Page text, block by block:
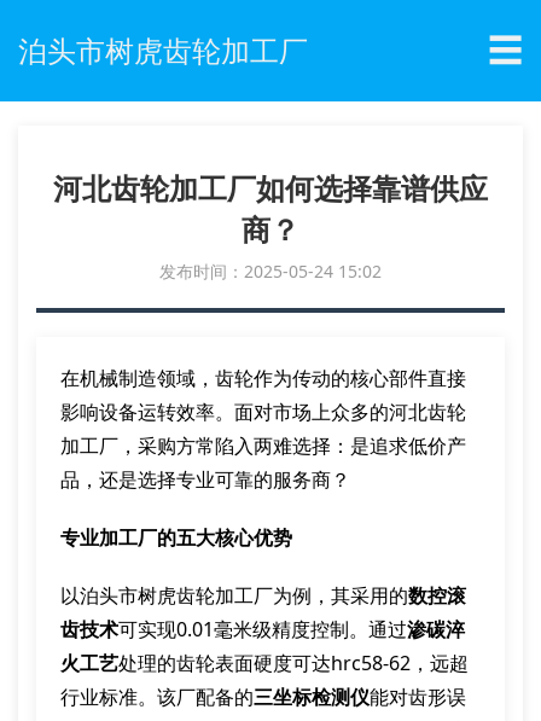
泊头市树虎齿轮加工厂 ☰
河北齿轮加工厂如何选择靠谱供应
商？
发布时间：2025-05-24 15:02
在机械制造领域，齿轮作为传动的核心部件直接
影响设备运转效率。面对市场上众多的河北齿轮
加工厂，采购方常陷入两难选择：是追求低价产
品，还是选择专业可靠的服务商？
专业加工厂的五大核心优势
以泊头市树虎齿轮加工厂为例，其采用的数控滚
齿技术可实现0.01毫米级精度控制。通过渗碳淬
火工艺处理的齿轮表面硬度可达hrc58-62，远超
行业标准。该厂配备的三坐标检测仪能对齿形误